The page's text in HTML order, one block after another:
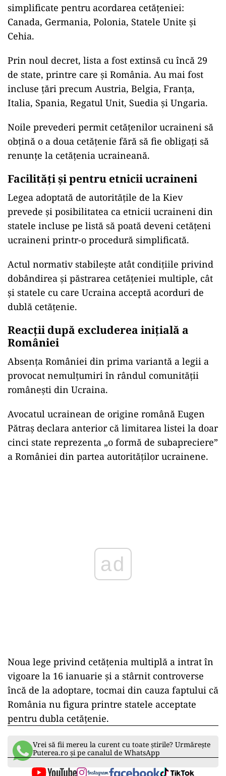
simplificate pentru acordarea cetățeniei:
Canada, Germania, Polonia, Statele Unite și
Cehia.
Prin noul decret, lista a fost extinsă cu încă 29
de state, printre care și România. Au mai fost
incluse țări precum Austria, Belgia, Franța,
Italia, Spania, Regatul Unit, Suedia și Ungaria.
Noile prevederi permit cetățenilor ucraineni să
obțină o a doua cetățenie fără să fie obligați să
renunțe la cetățenia ucraineană.
Facilități și pentru etnicii ucraineni
Legea adoptată de autoritățile de la Kiev
prevede și posibilitatea ca etnicii ucraineni din
statele incluse pe listă să poată deveni cetățeni
ucraineni printr-o procedură simplificată.
Actul normativ stabilește atât condițiile privind
dobândirea și păstrarea cetățeniei multiple, cât
și statele cu care Ucraina acceptă acorduri de
dublă cetățenie.
Reacții după excluderea inițială a
României
Absența României din prima variantă a legii a
provocat nemulțumiri în rândul comunității
românești din Ucraina.
Avocatul ucrainean de origine română Eugen
Pătraş declara anterior că limitarea listei la doar
cinci state reprezenta „o formă de subapreciere”
a României din partea autorităților ucrainene.
ad
Noua lege privind cetățenia multiplă a intrat în
vigoare la 16 ianuarie și a stârnit controverse
încă de la adoptare, tocmai din cauza faptului că
România nu figura printre statele acceptate
pentru dubla cetățenie.
Vrei să fii mereu la curent cu toate știrile? Urmărește
Puterea.ro și pe canalul de WhatsApp